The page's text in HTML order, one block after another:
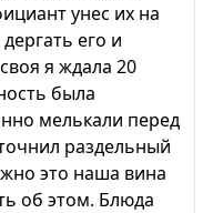
унес их на
его и
я ждала 20
была
мелькали перед
раздельный
это наша вина
об этом. Блюда